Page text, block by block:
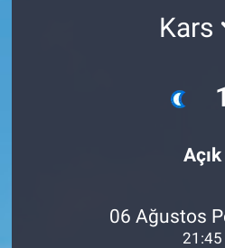
Kars
Açık
06 Ağustos
21:45